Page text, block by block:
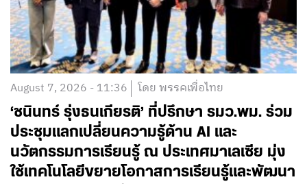
August 7, 2026 - 11:36 โดย พรรคเพื่อไทย
‘ชนินทร์ รุ่งธนเกียรติ’ ที่ปรึกษา รมว.พม. ร่วม
ประชุมแลกเปลี่ยนความรู้ด้าน AI และ
นวัตกรรมการเรียนรู้ ณ ประเทศมาเลเซีย มุ่ง
ใช้เทคโนโลยีขยายโอกาสการเรียนรู้และพัฒนา